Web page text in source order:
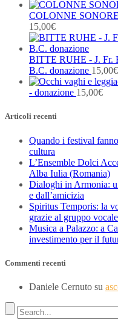
COLONNE
15,00€
BITTE RUHE - J. Fr.
B.C. donazione 15,00€
- donazione 15,00€
Articoli recenti
Quando i festival
cultura
L’Ensemble Dolci
Alba Iulia (Romania)
Dialoghi in Armonia:
e dall’amicizia
Spiritus Temporis: la
grazie al gruppo
Musica a Palazzo: a
investimento per il
Commenti recenti
Daniele Cernuto su